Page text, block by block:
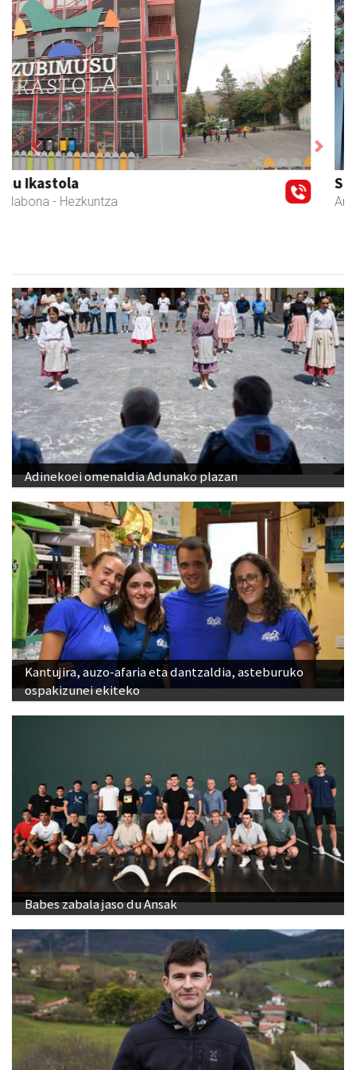
Sahatsa belar-denda eta dietetika zentrua
Amasa-Villabona - Belar-denda
Previous Next
Adinekoei omenaldia Adunako plazan
Kantujira, auzo-afaria eta dantzaldia, asteburuko
ospakizunei ekiteko
Babes zabala jaso du Ansak